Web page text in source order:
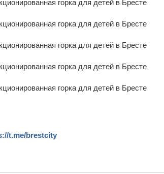
t.me/brestcity